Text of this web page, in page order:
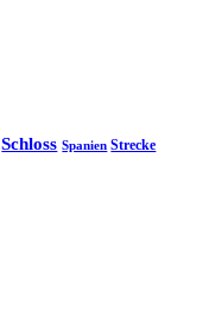
Schloss Spanien Strecke